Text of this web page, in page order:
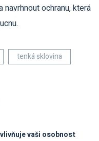
ochranu, která
tenká sklovina
vaši osobnost